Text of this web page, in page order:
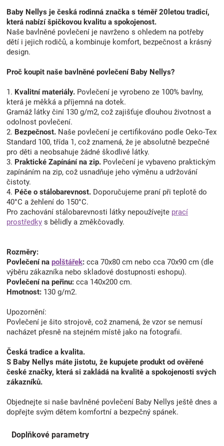
Baby Nellys je česká rodinná značka s téměř 20letou tradicí,
která nabízí špičkovou kvalitu a spokojenost.
Naše bavlněné povlečení je navrženo s ohledem na potřeby
dětí i jejich rodičů, a kombinuje komfort, bezpečnost a krásný
design.
Proč koupit naše bavlněné povlečení Baby Nellys?
1. Kvalitní materiály. Povlečení je vyrobeno ze 100% bavlny,
která je měkká a příjemná na dotek.
Gramáž látky činí 130 g/m2, což zajišťuje dlouhou životnost a
odolnost povlečení.
2. Bezpečnost. Naše povlečení je certifikováno podle Oeko-Tex
Standard 100, třída 1, což znamená, že je absolutně bezpečné
pro děti a neobsahuje žádné škodlivé látky.
3. Praktické Zapínání na zip. Povlečení je vybaveno praktickým
zapínáním na zip, což usnadňuje jeho výměnu a udržování
čistoty.
4. Péče o stálobarevnost. Doporučujeme praní při teplotě do
40°C a žehlení do 150°C.
Pro zachování stálobarevnosti látky nepoužívejte prací
prostředky s bělidly a změkčovadly.
Rozměry:
Povlečení na polštářek: cca 70x80 cm nebo cca 70x90 cm (dle
výběru zákazníka nebo skladové dostupnosti eshopu).
Povlečení na peřinu: cca 140x200 cm.
Hmotnost: 130 g/m2.
Upozornění:
Povlečení je šito strojově, což znamená, že vzor se nemusí
nacházet přesně na stejném místě jako na fotografii.
Česká tradice a kvalita.
S Baby Nellys máte jistotu, že kupujete produkt od ověřené
české značky, která si zakládá na kvalitě a spokojenosti svých
zákazníků.
Objednejte si naše bavlněné povlečení Baby Nellys ještě dnes a
dopřejte svým dětem komfortní a bezpečný spánek.
Doplňkové parametry